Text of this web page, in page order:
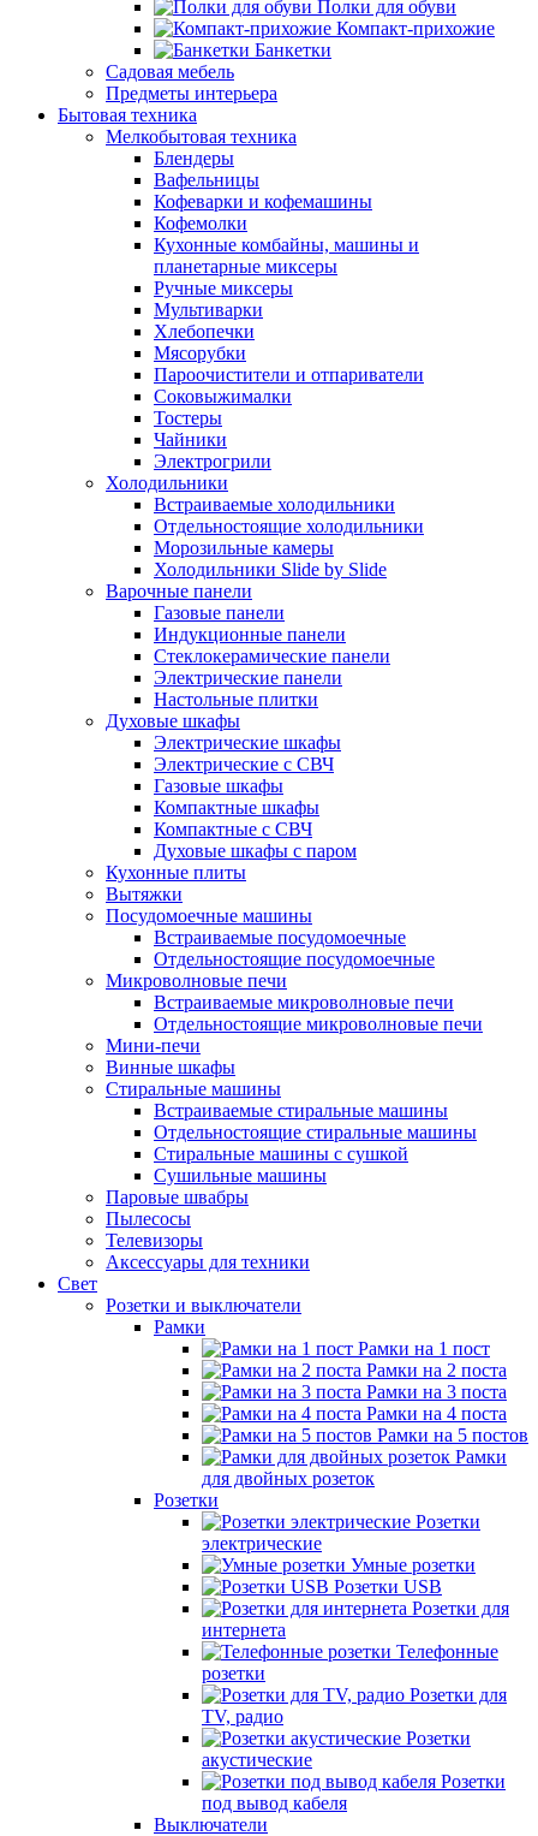
Полки для обуви
Компакт-прихожие
Банкетки
Садовая мебель
Предметы интерьера
Бытовая техника
Мелкобытовая техника
Блендеры
Вафельницы
Кофеварки и кофемашины
Кофемолки
Кухонные комбайны, машины и
планетарные миксеры
Ручные миксеры
Мультиварки
Хлебопечки
Мясорубки
Пароочистители и отпариватели
Соковыжималки
Тостеры
Чайники
Электрогрили
Холодильники
Встраиваемые холодильники
Отдельностоящие холодильники
Морозильные камеры
Холодильники Slide by Slide
Варочные панели
Газовые панели
Индукционные панели
Стеклокерамические панели
Электрические панели
Настольные плитки
Духовые шкафы
Электрические шкафы
Электрические с СВЧ
Газовые шкафы
Компактные шкафы
Компактные с СВЧ
Духовые шкафы с паром
Кухонные плиты
Вытяжки
Посудомоечные машины
Встраиваемые посудомоечные
Отдельностоящие посудомоечные
Микроволновые печи
Встраиваемые микроволновые печи
Отдельностоящие микроволновые печи
Мини-печи
Винные шкафы
Стиральные машины
Встраиваемые стиральные машины
Отдельностоящие стиральные машины
Стиральные машины с сушкой
Сушильные машины
Паровые швабры
Пылесосы
Телевизоры
Аксессуары для техники
Свет
Розетки и выключатели
Рамки
Рамки на 1 пост
Рамки на 2 поста
Рамки на 3 поста
Рамки на 4 поста
Рамки на 5 постов
Рамки
для двойных розеток
Розетки
Розетки
электрические
Умные розетки
Розетки USB
Розетки для
интернета
Телефонные
розетки
Розетки для
TV, радио
Розетки
акустические
Розетки
под вывод кабеля
Выключатели